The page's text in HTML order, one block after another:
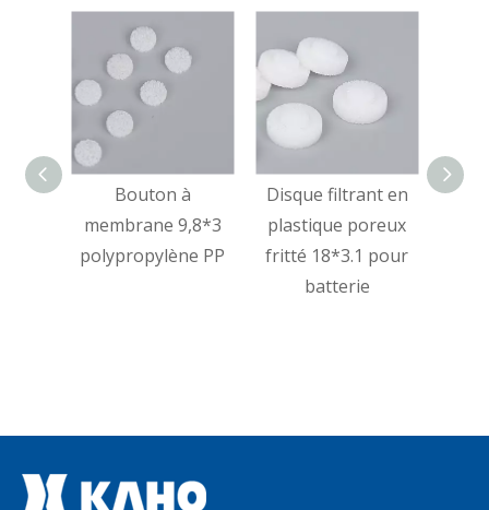
Bouton à
membrane 9,8*3
polypropylène PP
Disque filtrant en
plastique poreux
fritté 18*3.1 pour
batterie